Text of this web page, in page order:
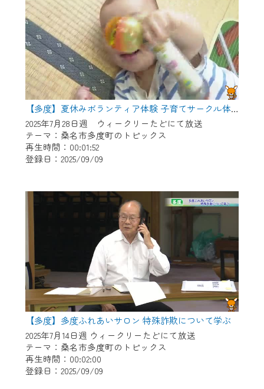
【多度】夏休みボランティア体験 子育てサークル体験
2025年7月28日週 ウィークリーたどにて放送
テーマ：桑名市多度町のトピックス
再生時間：00:01:52
登録日：2025/09/09
【多度】多度ふれあいサロン 特殊詐欺について学ぶ
2025年7月14日週 ウィークリーたどにて放送
テーマ：桑名市多度町のトピックス
再生時間：00:02:00
登録日：2025/09/09
テナンス中」になり、ご利用いただけませ
ん。
ご不便をおかけいたしますが、ご了承の程
よろしくお願いいたします。